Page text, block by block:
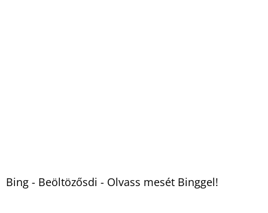
Bing - Beöltözősdi - Olvass mesét Binggel!